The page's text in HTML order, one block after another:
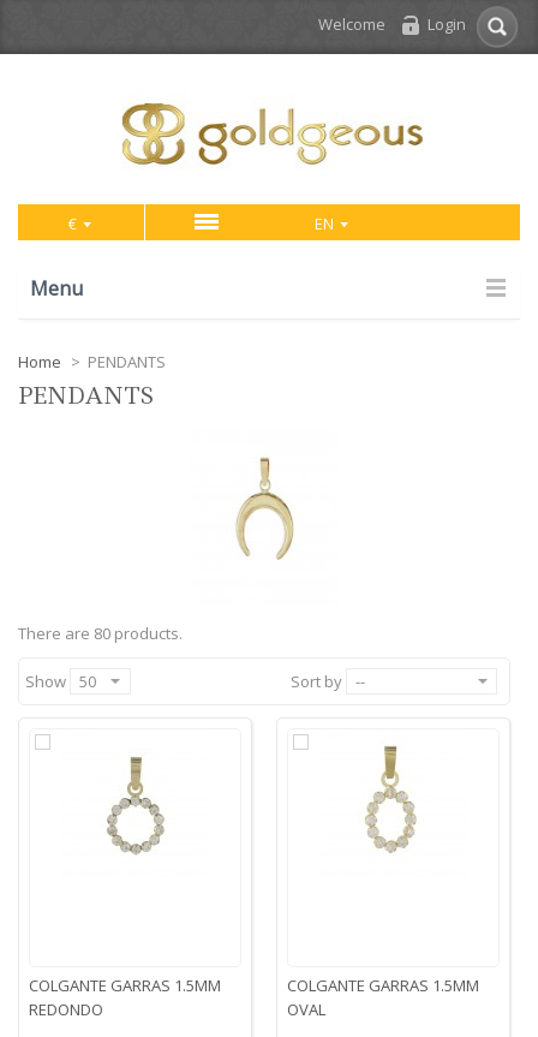
€ EN
Welcome Login
Menu
Home > PENDANTS
PENDANTS
There are 80 products.
Sort by --
Show 50
COLGANTE GARRAS 1.5MM
REDONDO
COLGANTE GARRAS 1.5MM
OVAL